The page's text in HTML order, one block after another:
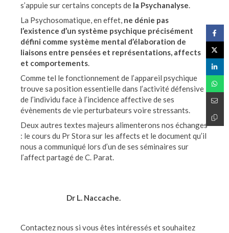
s’appuie sur certains concepts de la Psychanalyse.
La Psychosomatique, en effet, ne dénie pas
l’existence d’un système psychique précisément
défini comme système mental d’élaboration de
liaisons entre pensées et représentations, affects
et comportements.
Comme tel le fonctionnement de l’appareil psychique
trouve sa position essentielle dans l’activité défensive
de l’individu face à l’incidence affective de ses
évènements de vie perturbateurs voire stressants.
Deux autres textes majeurs alimenterons nos échanges
: le cours du Pr Stora sur les affects et le document qu’il
nous a communiqué lors d’un de ses séminaires sur
l’affect partagé de C. Parat.
Dr L. Naccache.
Contactez nous si vous êtes intéressés et souhaitez